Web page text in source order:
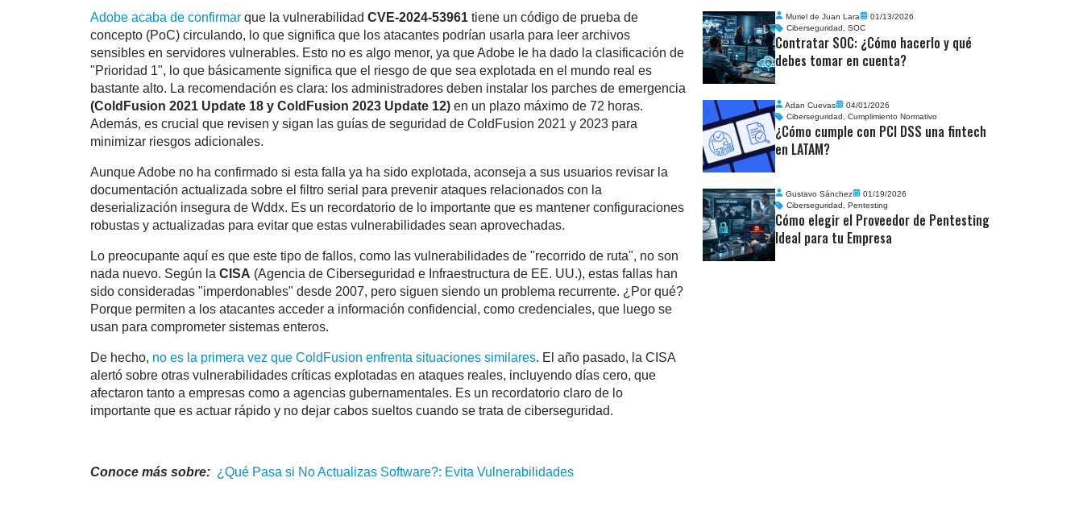
Adobe acaba de confirmar que la vulnerabilidad CVE-2024-53961 tiene un código de prueba de
concepto (PoC) circulando, lo que significa que los atacantes podrían usarla para leer archivos
sensibles en servidores vulnerables. Esto no es algo menor, ya que Adobe le ha dado la clasificación de
"Prioridad 1", lo que básicamente significa que el riesgo de que sea explotada en el mundo real es
bastante alto. La recomendación es clara: los administradores deben instalar los parches de emergencia
(ColdFusion 2021 Update 18 y ColdFusion 2023 Update 12) en un plazo máximo de 72 horas.
Además, es crucial que revisen y sigan las guías de seguridad de ColdFusion 2021 y 2023 para
minimizar riesgos adicionales.
Aunque Adobe no ha confirmado si esta falla ya ha sido explotada, aconseja a sus usuarios revisar la
documentación actualizada sobre el filtro serial para prevenir ataques relacionados con la
deserialización insegura de Wddx. Es un recordatorio de lo importante que es mantener configuraciones
robustas y actualizadas para evitar que estas vulnerabilidades sean aprovechadas.
Lo preocupante aquí es que este tipo de fallos, como las vulnerabilidades de "recorrido de ruta", no son
nada nuevo. Según la CISA (Agencia de Ciberseguridad e Infraestructura de EE. UU.), estas fallas han
sido consideradas "imperdonables" desde 2007, pero siguen siendo un problema recurrente. ¿Por qué?
Porque permiten a los atacantes acceder a información confidencial, como credenciales, que luego se
usan para comprometer sistemas enteros.
De hecho, no es la primera vez que ColdFusion enfrenta situaciones similares. El año pasado, la CISA
alertó sobre otras vulnerabilidades críticas explotadas en ataques reales, incluyendo días cero, que
afectaron tanto a empresas como a agencias gubernamentales. Es un recordatorio claro de lo
importante que es actuar rápido y no dejar cabos sueltos cuando se trata de ciberseguridad.
Conoce más sobre: ¿ Qué Pasa si No Actualizas Software?: Evita Vulnerabilidades
Muriel de Juan Lara
01/13/2026
Ciberseguridad, SOC
Contratar SOC: ¿Cómo hacerlo y qué
debes tomar en cuenta?
Adan Cuevas
04/01/2026
Ciberseguridad, Cumplimiento Normativo
¿Cómo cumple con PCI DSS una fintech
en LATAM?
Gustavo Sánchez
01/19/2026
Ciberseguridad, Pentesting
Cómo elegir el Proveedor de Pentesting
Ideal para tu Empresa